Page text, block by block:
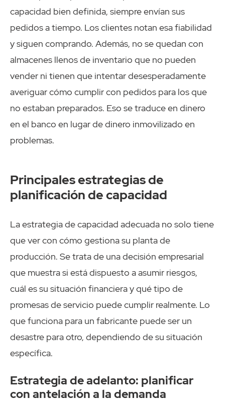
capacidad bien definida, siempre envían sus
pedidos a tiempo. Los clientes notan esa fiabilidad
y siguen comprando. Además, no se quedan con
almacenes llenos de inventario que no pueden
vender ni tienen que intentar desesperadamente
averiguar cómo cumplir con pedidos para los que
no estaban preparados. Eso se traduce en dinero
en el banco en lugar de dinero inmovilizado en
problemas.
Principales estrategias de
planificación de capacidad
La estrategia de capacidad adecuada no solo tiene
que ver con cómo gestiona su planta de
producción. Se trata de una decisión empresarial
que muestra si está dispuesto a asumir riesgos,
cuál es su situación financiera y qué tipo de
promesas de servicio puede cumplir realmente. Lo
que funciona para un fabricante puede ser un
desastre para otro, dependiendo de su situación
específica.
Estrategia de adelanto: planificar
con antelación a la demanda